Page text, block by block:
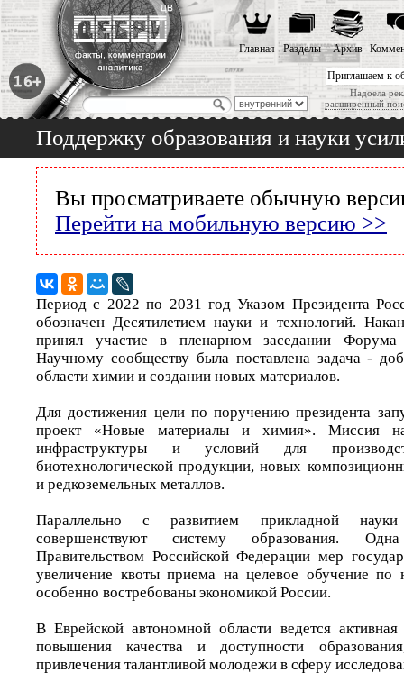
Приглашаем к
Надоела
расширенный
Главная Разделы Архив
Поддержку образования и науки
Вы просматриваете обычную
Перейти на мобильную версию >>
Период с 2022 по 2031 год Указом Президента
обозначен Десятилетием науки и технологий.
принял участие в пленарном заседании Форума
Научному сообществу была поставлена задача -
области химии и создании новых материалов.
Для достижения цели по поручению президента
проект «Новые материалы и химия». Миссия
инфраструктуры и условий для
биотехнологической продукции, новых
и редкоземельных металлов.
Параллельно с развитием прикладной
совершенствуют систему образования.
Правительством Российской Федерации мер
увеличение квоты приема на целевое обучение по
особенно востребованы экономикой России.
В Еврейской автономной области ведется
повышения качества и доступности
привлечения талантливой молодежи в сферу